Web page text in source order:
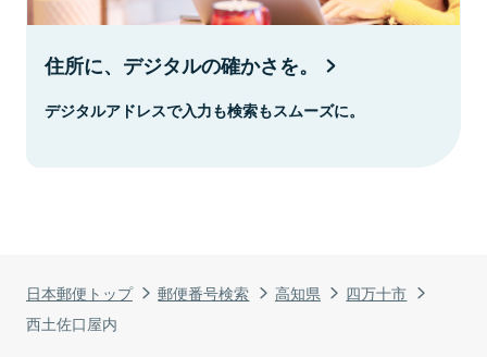
日本郵便トップ 郵便番号検索 高知県
四万十市
西土佐口屋内
住所に、デジタルの確かさを。
デジタルアドレスで入力も検索もスムーズに。